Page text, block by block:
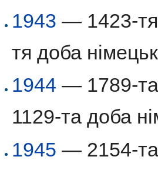
1943 — 1423-тя
тя доба
1944 — 1789-та
1129-та доба
1945 — 2154-та